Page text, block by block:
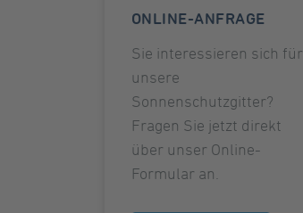
ONLINE-ANFRAGE
Sie interessieren sich für
unsere
Sonnenschutzgitter?
Fragen Sie jetzt direkt
über unser Online-
Formular an.